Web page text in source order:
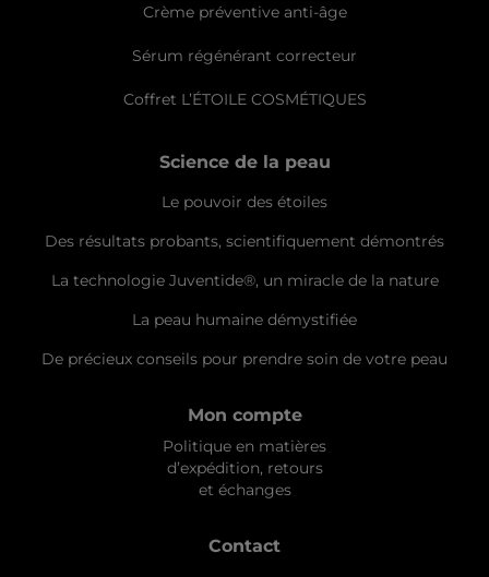
Crème préventive anti-âge
Sérum régénérant correcteur
Coffret L’ÉTOILE COSMÉTIQUES
Science de la peau
Le pouvoir des étoiles
Des résultats probants, scientifiquement démontrés
La technologie Juventide®, un miracle de la nature
La peau humaine démystifiée
De précieux conseils pour prendre soin de votre peau
Mon compte
Politique en matières
d’expédition, retours
et échanges
Contact